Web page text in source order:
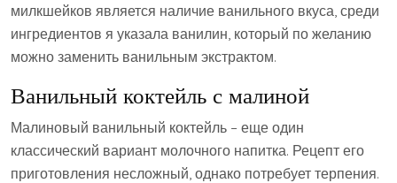
милкшейков является наличие ванильного вкуса, среди
ингредиентов я указала ванилин, который по желанию
можно заменить ванильным экстрактом.
Ванильный коктейль с малиной
Малиновый ванильный коктейль – еще один
классический вариант молочного напитка. Рецепт его
приготовления несложный, однако потребует терпения.